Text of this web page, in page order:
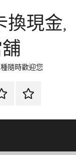
換現金,
隨時歡迎您
聯
徵